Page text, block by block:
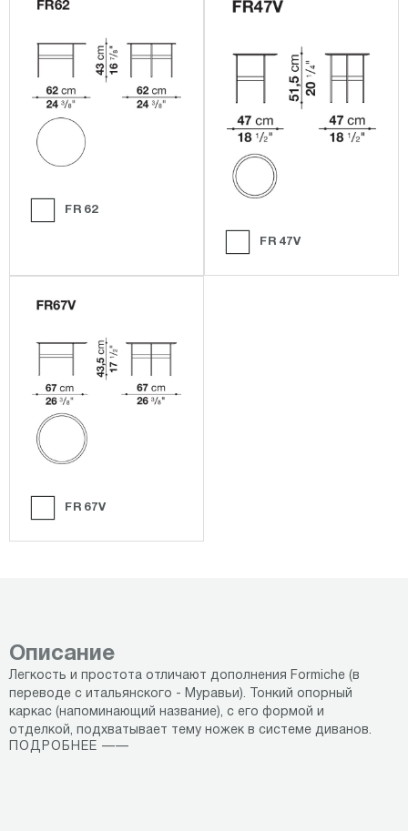
FR62
FR47V
FR67V
Описание
Легкость и простота отличают дополнения Formiche (в
переводе с итальянского - Муравьи). Тонкий опорный
каркас (напоминающий название), с его формой и
отделкой, подхватывает тему ножек в системе диванов.
ПОДРОБНЕЕ ——